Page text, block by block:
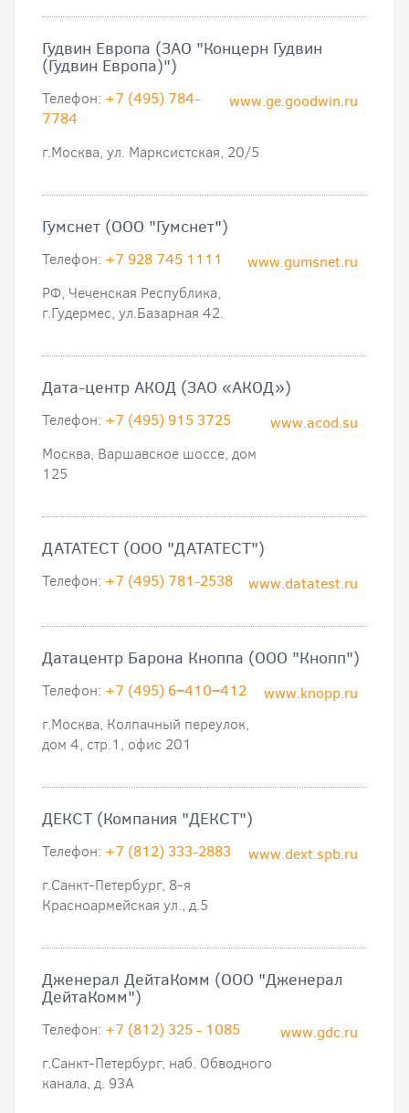
Гудвин Европа (ЗАО "Концерн Гудвин
(Гудвин Европа)")
www.ge.goodwin.ru
Телефон: +7 (495) 784-
7784
г.Москва, ул. Марксистская, 20/5
Гумснет (ООО "Гумснет")
www.gumsnet.ru
Телефон: +7 928 745 1111
РФ, Чеченская Республика,
г.Гудермес, ул.Базарная 42.
Дата-центр АКОД (ЗАО «АКОД»)
www.acod.su
Телефон: +7 (495) 915 3725
Москва, Варшавское шоссе, дом
125
ДАТАТЕСТ (ООО "ДАТАТЕСТ")
www.datatest.ru
Телефон: +7 (495) 781-2538
Датацентр Барона Кноппа (ООО "Кнопп")
www.knopp.ru
Телефон: +7 (495) 6−410−412
г.Москва, Колпачный переулок,
дом 4, стр.1, офис 201
ДЕКСТ (Компания "ДЕКСТ")
www.dext.spb.ru
Телефон: +7 (812) 333-2883
г.Санкт-Петербург, 8-я
Красноармейская ул., д.5
Дженерал ДейтаКомм (ООО "Дженерал
ДейтаКомм")
www.gdc.ru
Телефон: +7 (812) 325 - 1085
г.Санкт-Петербург, наб. Обводного
канала, д. 93А